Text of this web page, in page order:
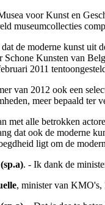
voor Kunst en
museumcollecties
de moderne kunst
Kunsten van
2011
van 2012 ook een
meer bepaald ter
met alle betrokken
dat ook de moderne
ligt om de
. - Ik dank de
, minister van KMO's,